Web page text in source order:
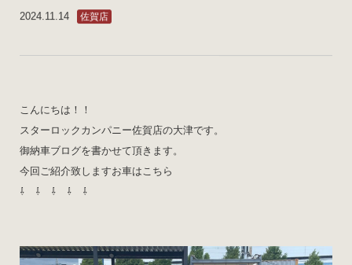
2024.11.14 佐賀店
こんにちは！！
スターロックカンパニー佐賀店の大津です。
御納車ブログを書かせて頂きます。
今回ご紹介致しますお車はこちら
⇩ ⇩ ⇩ ⇩ ⇩